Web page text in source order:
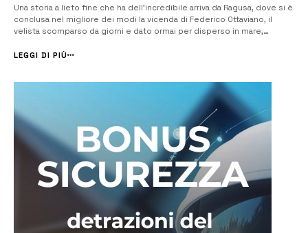
Una storia a lieto fine che ha dell’incredibile arriva da Ragusa, dove si è
conclusa nel migliore dei modi la vicenda di Federico Ottaviano, il
velista scomparso da giorni e dato ormai per disperso in mare,
raggiungere a nuoto la costa nei pressi di […]
LEGGI DI PIÙ